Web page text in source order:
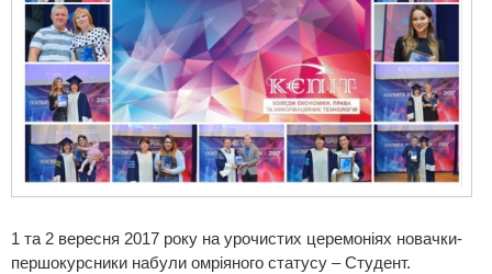
1 та 2 вересня 2017 року на урочистих церемоніях новачки-
першокурсники набули омріяного статусу – Студент.